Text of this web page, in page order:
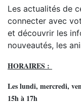
Les actualités de
connecter avec
et découvrir les
nouveautés, les
HORAIRES :
Les lundi, mercredi,
15h à 17h